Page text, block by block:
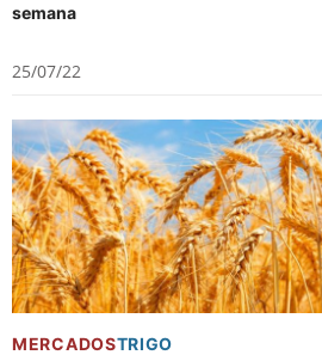
semana
25/07/22
MERCADOSTRIGO